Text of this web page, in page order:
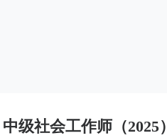
中级社会工作师（2025）